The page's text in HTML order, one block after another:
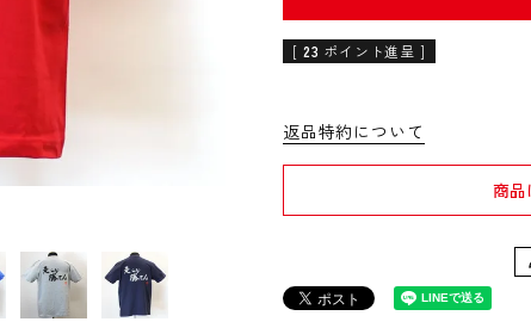
[ 23 ポイント進呈 ]
返品特約について
商品